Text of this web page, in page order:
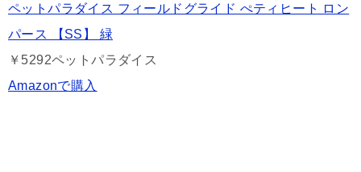
ペットパラダイス フィールドグライド ぺティヒート ロン
パース 【SS】 緑
￥5292ペットパラダイス
Amazonで購入